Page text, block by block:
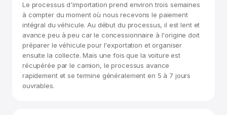
Le processus d'importation prend environ trois semaines
à compter du moment où nous recevons le paiement
intégral du véhicule. Au début du processus, il est lent et
avance peu à peu car le concessionnaire à l'origine doit
préparer le véhicule pour l'exportation et organiser
ensuite la collecte. Mais une fois que la voiture est
récupérée par le camion, le processus avance
rapidement et se termine généralement en 5 à 7 jours
ouvrables.